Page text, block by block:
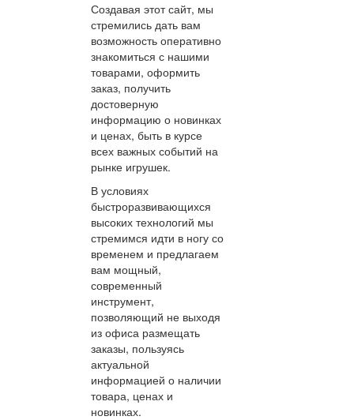
Создавая этот сайт, мы
стремились дать вам
возможность оперативно
знакомиться с нашими
товарами, оформить
заказ, получить
достоверную
информацию о новинках
и ценах, быть в курсе
всех важных событий на
рынке игрушек.
В условиях
быстроразвивающихся
высоких технологий мы
стремимся идти в ногу со
временем и предлагаем
вам мощный,
современный
инструмент,
позволяющий не выходя
из офиса размещать
заказы, пользуясь
актуальной
информацией о наличии
товара, ценах и
новинках.